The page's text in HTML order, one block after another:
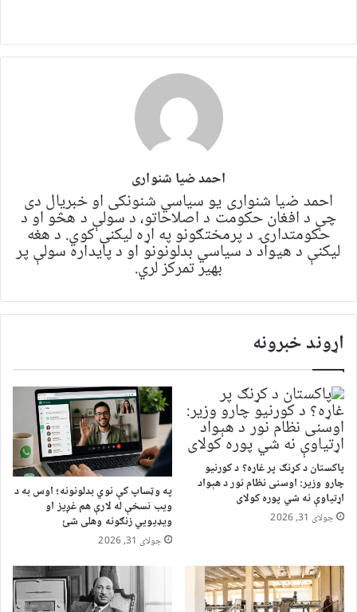
احمد ضیا شنواری
احمد ضیا شنواری یو سياسي شنونکی او خبریال دی
چې د افغان حکومت د اصلاحاتو، د سولې د هڅو او د
حکومتدارۍ د پرمختګونو په اړه لیکنې کوي. د هغه
لیکنې د هیواد د سیاسي بدلونونو او د پایداره سولې پر
بهیر تمرکز لري.
اړوند خبرونه
پاکستان د کړنګ پر غاړه؟ د کورنیو
چارو وزیر: اوسنی نظام نور د هېواد
اړتیاوې نه شي پوره کولای
جولای 31, 2026
په وټساپ کې نوي بدلونونه؛ اوس به د
ویب نسخې له لارې هم غږیز او
ویډیويي زنګونه وهلی شئ
جولای 31, 2026